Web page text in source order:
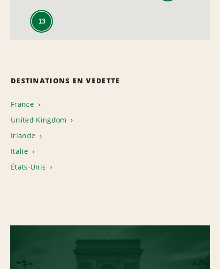
13
DESTINATIONS EN VEDETTE
France
United Kingdom
Irlande
Italie
États-Unis